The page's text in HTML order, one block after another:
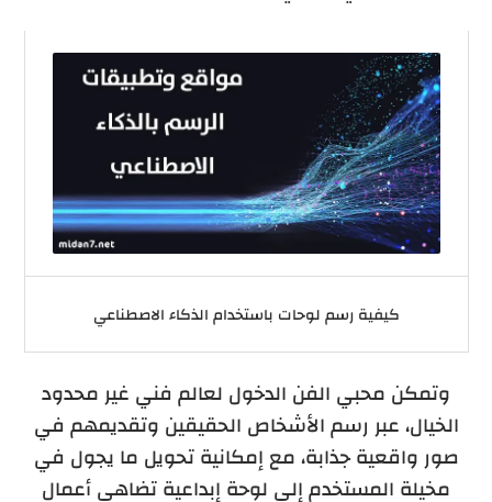
كيفية رسم لوحات باستخدام الذكاء الاصطناعي
وتمكن محبي الفن الدخول لعالم فني غير محدود
الخيال، عبر رسم الأشخاص الحقيقين وتقديمهم في
صور واقعية جذابة، مع إمكانية تحويل ما يجول في
مخيلة المستخدم إلى لوحة إبداعية تضاهي أعمال